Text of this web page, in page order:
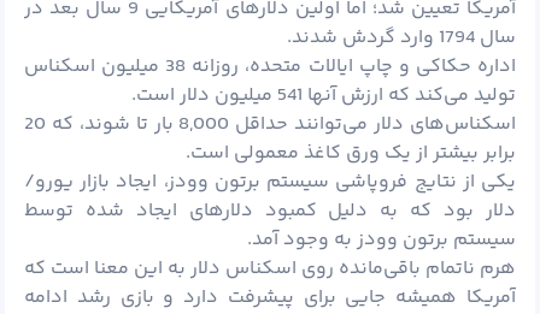
آمریکا تعیین شد؛ اما اولین دلارهای آمریکایی 9 سال بعد در
سال 1794 وارد گردش شدند.
اداره حکاکی و چاپ ایالات متحده، روزانه 38 میلیون اسکناس
تولید می‌کند که ارزش آنها 541 میلیون دلار است.
اسکناس‌های دلار می‌توانند حداقل 8,000 بار تا شوند، که 20
برابر بیشتر از یک ورق کاغذ معمولی است.
یکی از نتایج فروپاشی سیستم برتون وودز، ایجاد بازار یورو/
دلار بود که به دلیل کمبود دلارهای ایجاد شده توسط
سیستم برتون وودز به وجود آمد.
هرم ناتمام باقی‌مانده روی اسکناس دلار به این معنا است که
آمریکا همیشه جایی برای پیشرفت دارد و بازی رشد ادامه